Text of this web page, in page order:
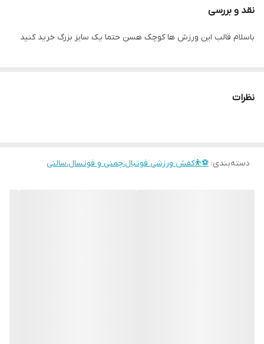
نقد و بررسی
باسلام قالب این ورزش ها کوچک هسن حتما یک سایز بزرگ خرید کنید
نظرات
دسته‌بندی: ⚽⛹️کفش ورزشی فوتبال،چمنی و فوتسال،سالنی